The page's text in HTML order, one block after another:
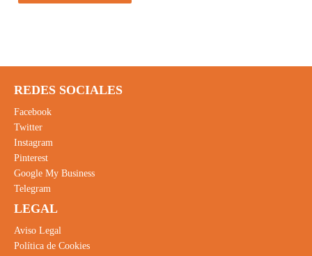
REDES SOCIALES
Facebook
Twitter
Instagram
Pinterest
Google My Business
Telegram
LEGAL
Aviso Legal
Política de Cookies